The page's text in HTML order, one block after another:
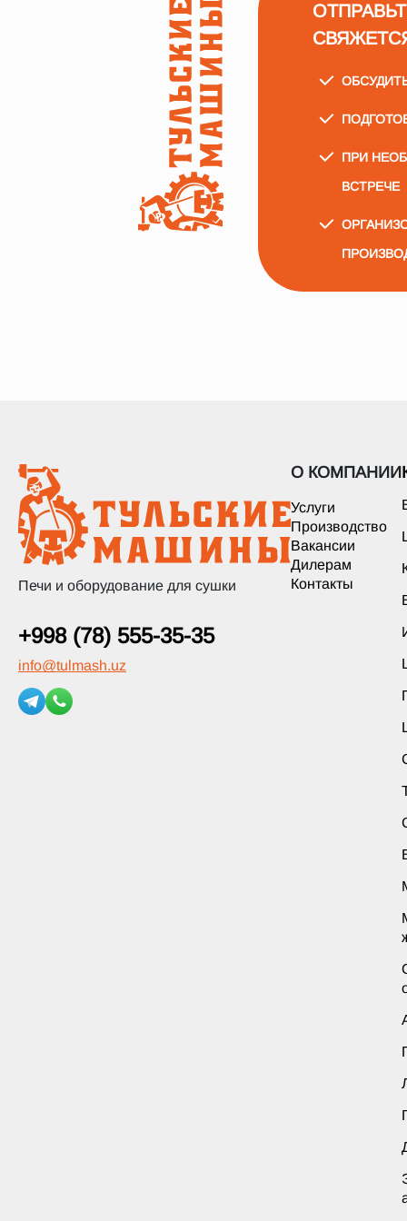
ПРИ
ВСТРЕЧЕ
Печи и оборудование для сушки
+998 (78) 555-35-35
info@tulmash.uz
О КОМПАНИИ
Услуги
Производство
Вакансии
Дилерам
Контакты